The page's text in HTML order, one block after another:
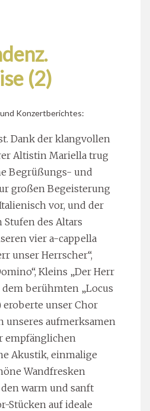
(2)
Konzertberichtes:
Dank der klangvollen
Altistin Mariella trug
Begrüßungs- und
großen Begeisterung
vor, und der
des Altars
vier a-cappella
unser Herrscher“,
Kleins „Der Herr
berühmten „Locus
eroberte unser Chor
unseres aufmerksamen
empfänglichen
Akustik, einmalige
Wandfresken
warm und sanft
Stücken auf ideale